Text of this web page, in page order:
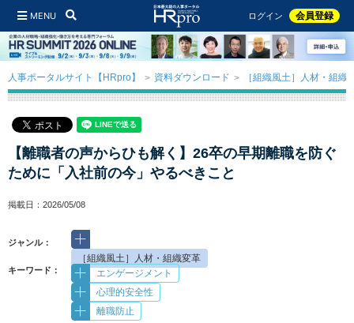
MENU ログイン 会員登録
人事ポータルサイト【HRpro】 資料ダウンロード ［組織風土］人材・組織
【離職者の声からひも解く】26卒の早期離職を防ぐ
ために「入社前の今」やるべきこと
掲載日：2026/05/08
ジャンル：
［組織風土］人材・組織変革
キーワード：
エンゲージメント
心理的安全性
離職防止